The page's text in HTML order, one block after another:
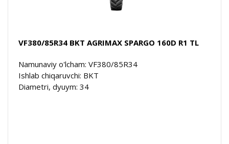
VF380/85R34 BKT AGRIMAX SPARGO 160D R1 TL
Namunaviy o'lcham: VF380/85R34
Ishlab chiqaruvchi: BKT
Diametri, dyuym: 34